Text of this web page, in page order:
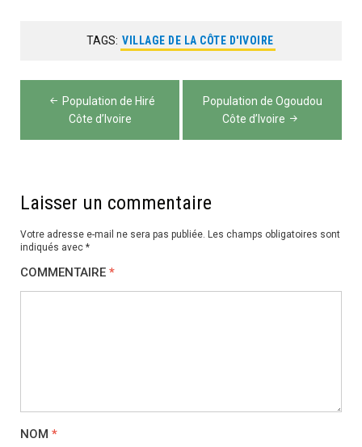
TAGS: VILLAGE DE LA CÔTE D'IVOIRE
Navigation
Population de Hiré
Côte d’Ivoire
Population de Ogoudou
Côte d’Ivoire
Laisser un commentaire
Votre adresse e-mail ne sera pas publiée. Les champs obligatoires sont
indiqués avec *
COMMENTAIRE *
NOM *